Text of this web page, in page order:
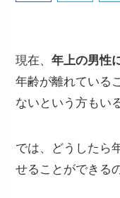
現在、年上の男性
年齢が離れている
ないという方もい
では、どうしたら
せることができる